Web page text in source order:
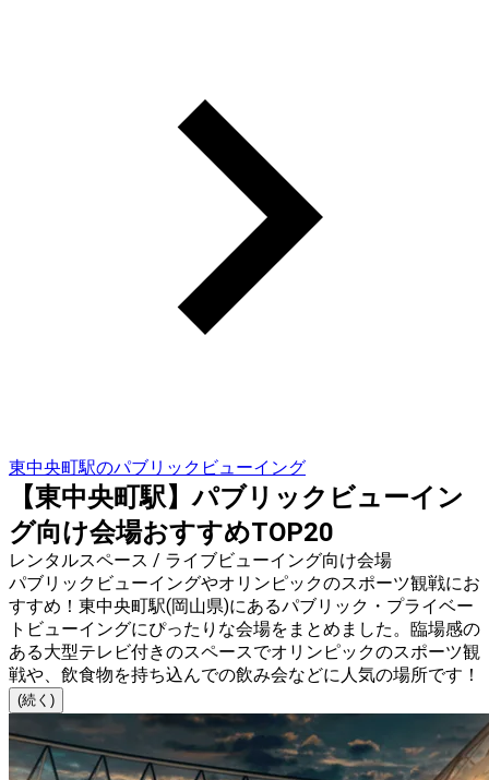
東中央町駅のパブリックビューイング
【東中央町駅】パブリックビューイン
グ向け会場おすすめTOP20
レンタルスペース / ライブビューイング向け会場
パブリックビューイングやオリンピックのスポーツ観戦にお
すすめ！東中央町駅(岡山県)にあるパブリック・プライベー
トビューイングにぴったりな会場をまとめました。臨場感の
ある大型テレビ付きのスペースでオリンピックのスポーツ観
戦や、飲食物を持ち込んでの飲み会などに人気の場所です！
(続く)